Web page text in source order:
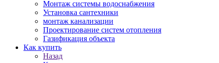
Монтаж системы водоснабжения
Установка сантехники
монтаж канализации
Проектирование систем отопления
Газификация объекта
Как купить
Назад